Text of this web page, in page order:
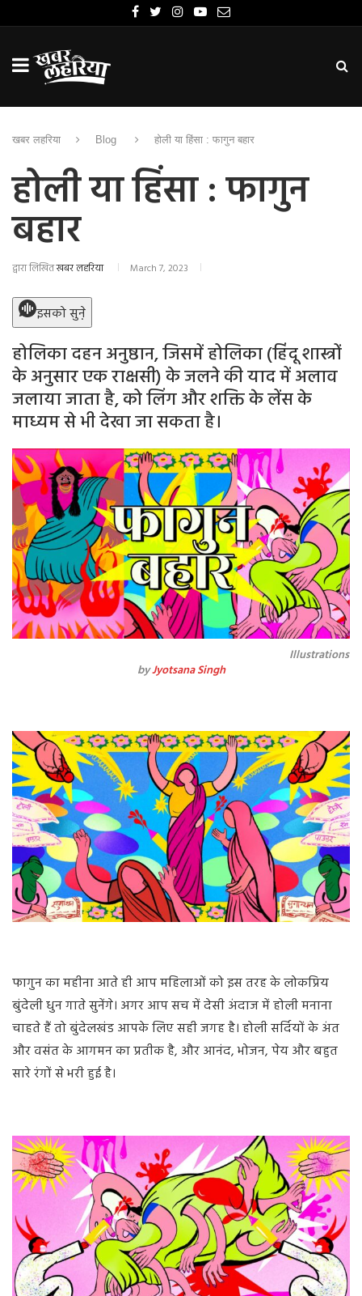
खबर लहरिया Blog होली या हिंसा : फागुन बहार
होली या हिंसा : फागुन
बहार
द्वारा लिखितखबर लहरिया March 7, 2023
इसको सुने़
होलिका दहन अनुष्ठान, जिसमें होलिका (हिंदू शास्त्रों
के अनुसार एक राक्षसी) के जलने की याद में अलाव
जलाया जाता है, को लिंग और शक्ति के लेंस के
माध्यम से भी देखा जा सकता है।
Illustrations
byJyotsana Singh
फागुन का महीना आते ही आप महिलाओं को इस तरह के लोकप्रिय
बुंदेली धुन गाते सुनेंगे। अगर आप सच में देसी अंदाज में होली मनाना
चाहते हैं तो बुंदेलखंड आपके लिए सही जगह है। होली सर्दियों के अंत
और वसंत के आगमन का प्रतीक है, और आनंद, भोजन, पेय और बहुत
सारे रंगों से भरी हुई है।